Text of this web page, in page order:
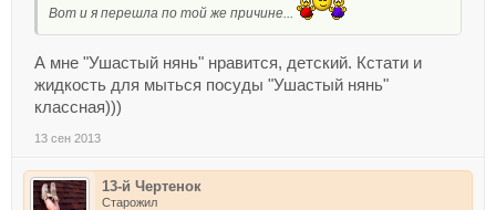
Вот и я перешла по той же причине...
А мне "Ушастый нянь" нравится, детский. Кстати и
жидкость для мыться посуды "Ушастый нянь"
классная)))
13 сен 2013
13-й Чертенок
Старожил